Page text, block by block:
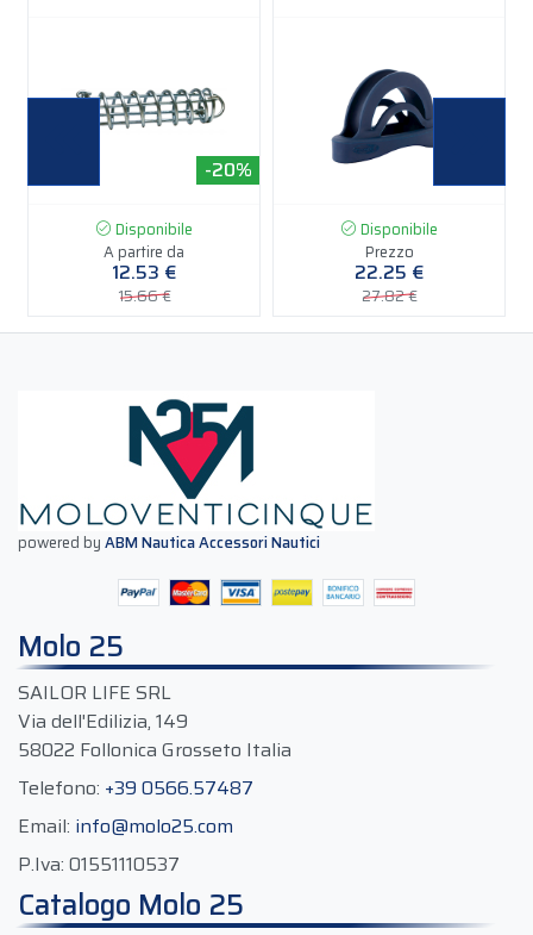
-20%
Disponibile
A partire da
12.53 €
15.66 €
Disponibile
Prezzo
22.25 €
27.82 €
powered byABM Nautica Accessori Nautici
Molo 25
SAILOR LIFE SRL
Via dell'Edilizia, 149
58022 Follonica Grosseto Italia
Telefono: +39 0566.57487
Email: info@molo25.com
P.Iva: 01551110537
Catalogo Molo 25